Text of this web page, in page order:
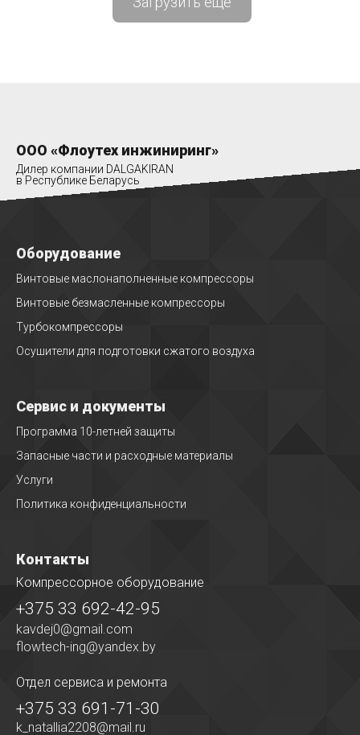
ООО «Флоутех инжиниринг»
Дилер компании DALGAKIRAN
в Республике Беларусь
Оборудование
Винтовые маслонаполненные компрессоры
Винтовые безмасленные компрессоры
Турбокомпрессоры
Осушители для подготовки сжатого воздуха
Сервис и документы
Программа 10-летней защиты
Запасные части и расходные материалы
Услуги
Политика конфиденциальности
Контакты
Компрессорное оборудование
+375 33 692-42-95
kavdej0@gmail.com
flowtech-ing@yandex.by
Отдел сервиса и ремонта
+375 33 691-71-30
k_natallia2208@mail.ru